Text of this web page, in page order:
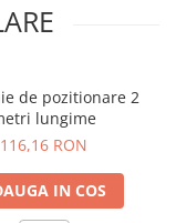
de pozitionare 2
lungime
116,16 RON
IN COS